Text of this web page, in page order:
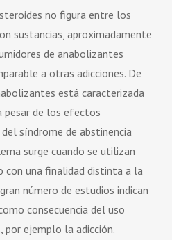
no figura entre los
sustancias, aproximadamente
de anabolizantes
a otras adicciones. De
está caracterizada
pesar de los efectos
síndrome de abstinencia
surge cuando se utilizan
con una finalidad distinta a la
número de estudios indican
consecuencia del uso
por ejemplo la adicción.